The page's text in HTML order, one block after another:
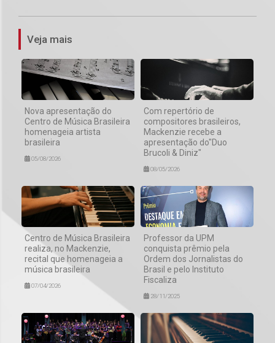
Veja mais
Nova apresentação do
Centro de Música Brasileira
homenageia artista
brasileira
05/08/2026
Com repertório de
compositores brasileiros,
Mackenzie recebe a
apresentação do"Duo
Brucoli & Diniz"
08/05/2026
Centro de Música Brasileira
realiza, no Mackenzie,
recital que homenageia a
música brasileira
07/04/2026
Professor da UPM
conquista prêmio pela
Ordem dos Jornalistas do
Brasil e pelo Instituto
Fiscaliza
28/11/2025